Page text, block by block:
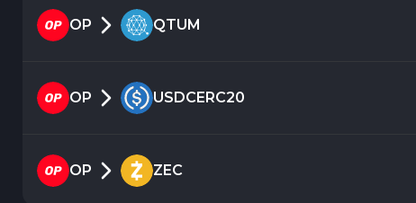
OP QTUM
OP USDCERC20
OP ZEC